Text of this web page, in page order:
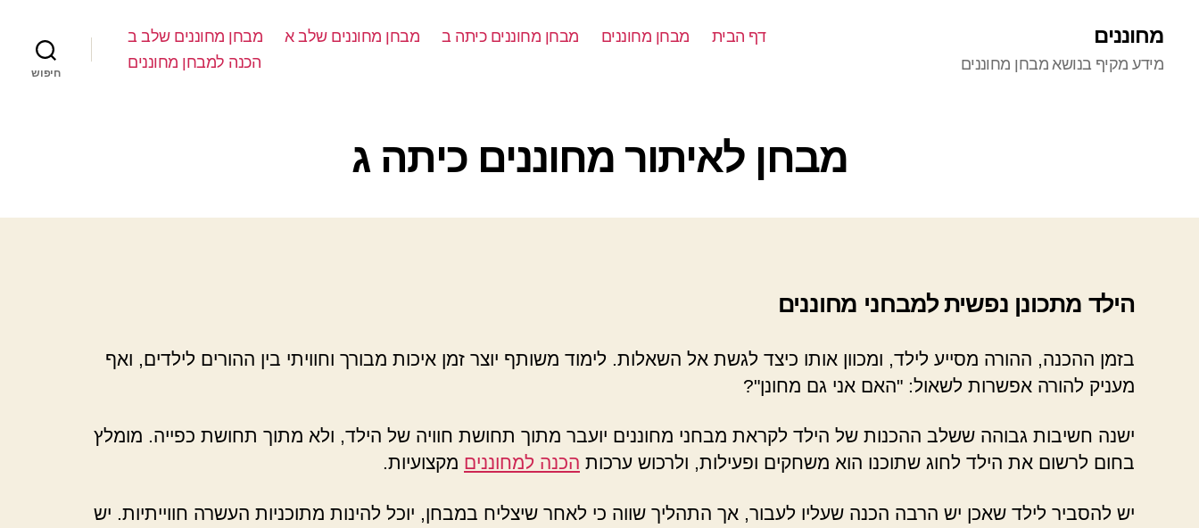
מחוננים
מידע מקיף בנושא מבחן מחוננים
דף הבית מבחן מחוננים מבחן מחוננים כיתה ב מבחן מחוננים שלב א
מבחן מחוננים שלב ב
הכנה למבחן מחוננים
חיפוש
קטגוריות
מבחן לאיתור מחוננים כיתה ג
הילד מתכונן נפשית למבחני מחוננים
בזמן ההכנה, ההורה מסייע לילד, ומכוון אותו כיצד לגשת אל השאלות. לימוד משותף יוצר זמן איכות מבורך וחוויתי בין ההורים לילדים, ואף
מעניק להורה אפשרות לשאול: "האם אני גם מחונן"?
ישנה חשיבות גבוהה ששלב ההכנות של הילד לקראת מבחני מחוננים יועבר מתוך תחושת חוויה של הילד, ולא מתוך תחושת כפייה. מומלץ
בחום לרשום את הילד לחוג שתוכנו הוא משחקים ופעילות, ולרכוש ערכות הכנה למחוננים מקצועיות.
יש להסביר לילד שאכן יש הרבה הכנה שעליו לעבור, אך התהליך שווה כי לאחר שיצליח במבחן, יוכל להינות מתוכניות העשרה חווייתיות. יש